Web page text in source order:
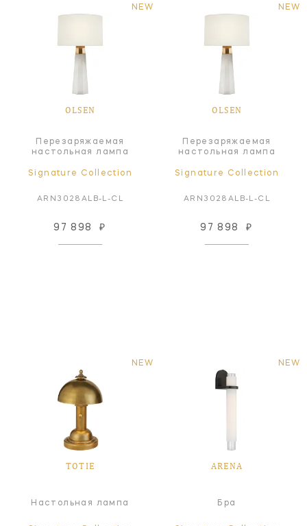
NEW
OLSEN
Перезаряжаемая
настольная лампа
Signature Collection
ARN3028ALB-L-CL
97 898 ₽
NEW
OLSEN
Перезаряжаемая
настольная лампа
Signature Collection
ARN3028ALB-L-CL
97 898 ₽
NEW
TOTIE
Настольная лампа
NEW
ARENA
Бра